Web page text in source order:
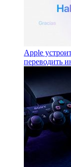
Apple
переводить